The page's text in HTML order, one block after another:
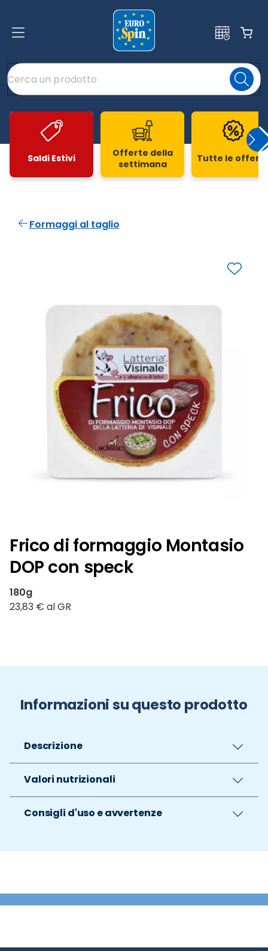
Saldi Estivi
Offerte della
settimana
Tutte le
Formaggi al taglio
Frico di formaggio Montasio
DOP con speck
180g
23,83 € al GR
Informazioni su questo prodotto
Descrizione
Valori nutrizionali
Consigli d'uso e avvertenze